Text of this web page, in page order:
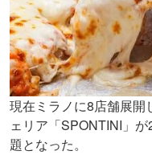
現在ミラノに8店舗展開
ェリア「SPONTINI」
題となった。